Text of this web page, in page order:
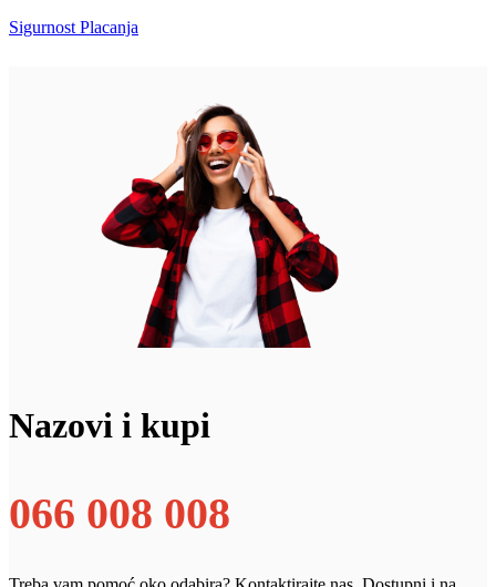
Sigurnost Placanja
Nazovi i kupi
066 008 008